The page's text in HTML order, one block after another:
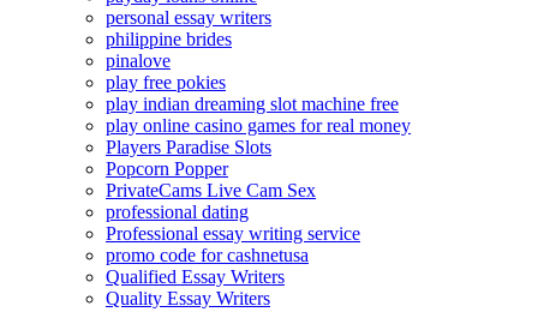
personal essay writers
philippine brides
pinalove
play free pokies
play indian dreaming slot machine free
play online casino games for real money
Players Paradise Slots
Popcorn Popper
PrivateCams Live Cam Sex
professional dating
Professional essay writing service
promo code for cashnetusa
Qualified Essay Writers
Quality Essay Writers